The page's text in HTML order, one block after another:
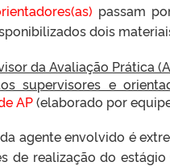
passam
dois
da Avaliação Prática
supervisores e
AP(elaborado por
agente envolvido é
de realização do estágio